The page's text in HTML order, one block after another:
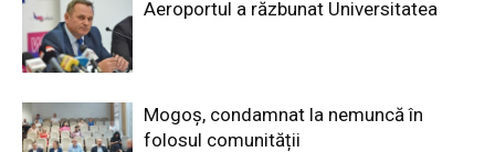
Aeroportul a răzbunat Universitatea
Mogoș, condamnat la nemuncă în
folosul comunității